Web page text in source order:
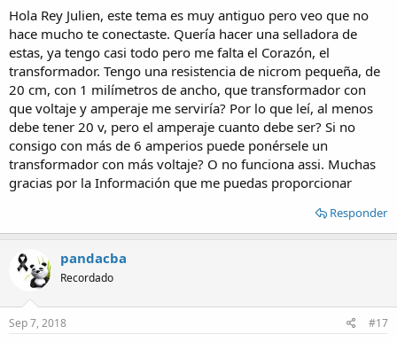
corte y el alambre se usa siempre caliente,por ejemplo en
cortadoras de telgopor,bolsas ,etc,etc se usa un dimer y con eso se
regula la temperatura ,lo ideal es que el alambre no se ponga rojo
(del todo) ,
hay que tener en cuenta que el alambre se estira cuando esta
caliente y eso causa fatiga y ni que decir de la oxidación del
alambre,por eso no muy combeniente usarlo muy caliente (en
cortadoras)
para selladoras es distinto,pues para sellar solo se usa un ''pulso''
por milésimas de segundos o por máximo 2 segundos,de esa
manera el alambre solo se pone rojo por muy poco tiempo
***********************************************
el teflon o tela teflonada , puede ir solo por encima del alambre,si
del otro lado uno tiene un burlete siliconado de alta temperatura.
si se usa un burlete común si o si tiene que llevar tela teflonada de
los dos lados
***********************************************
Hola Rey Julien, este tema es muy antiguo pero veo que no
hace mucho te conectaste. Quería hacer una selladora de
estas, ya tengo casi todo pero me falta el Corazón, el
transformador. Tengo una resistencia de nicrom pequeña, de
20 cm, con 1 milímetros de ancho, que transformador con
que voltaje y amperaje me serviría? Por lo que leí, al menos
debe tener 20 v, pero el amperaje cuanto debe ser? Si no
consigo con más de 6 amperios puede ponérsele un
transformador con más voltaje? O no funciona assi. Muchas
gracias por la Información que me puedas proporcionar
Responder
pandacba
Recordado
Sep 7, 2018 #17